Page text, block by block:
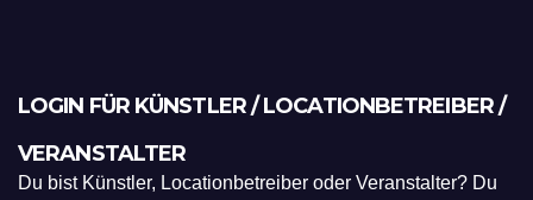
LOGIN FÜR KÜNSTLER / LOCATIONBETREIBER /